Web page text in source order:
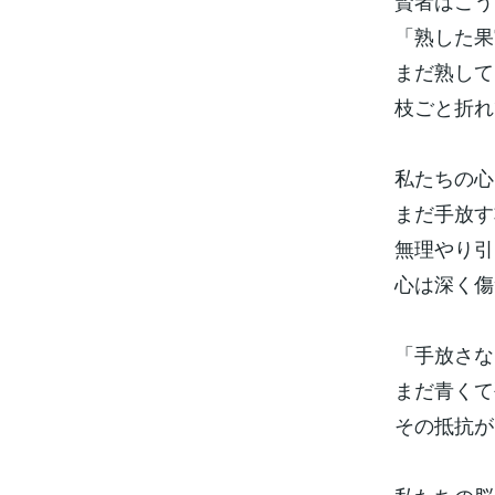
「熟した
まだ熟し
枝ごと折
私たちの
まだ手放
無理やり
心は深く
「手放さ
まだ青く
その抵抗